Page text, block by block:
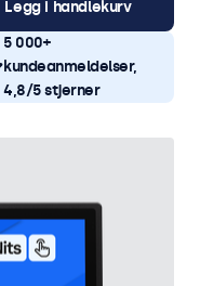
Legg i handlekurv
5 000+
kundeanmeldelser,
4,8/5 stjerner